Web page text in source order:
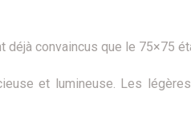
convaincus que le 75×75
et lumineuse. Les